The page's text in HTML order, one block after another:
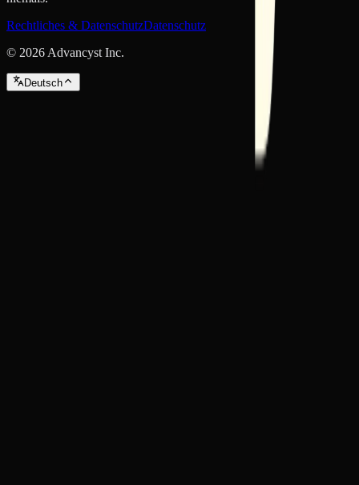
Rechtliches & DatenschutzDatenschutz
© 2026 Advancyst Inc.
Deutsch